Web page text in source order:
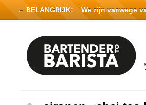
← BELANGRIJK: We zijn vanwege